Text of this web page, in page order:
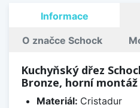
Informace
O značce Schock
Kuchyňský dřez
Bronze, horní montáž
Materiál: Cristadur